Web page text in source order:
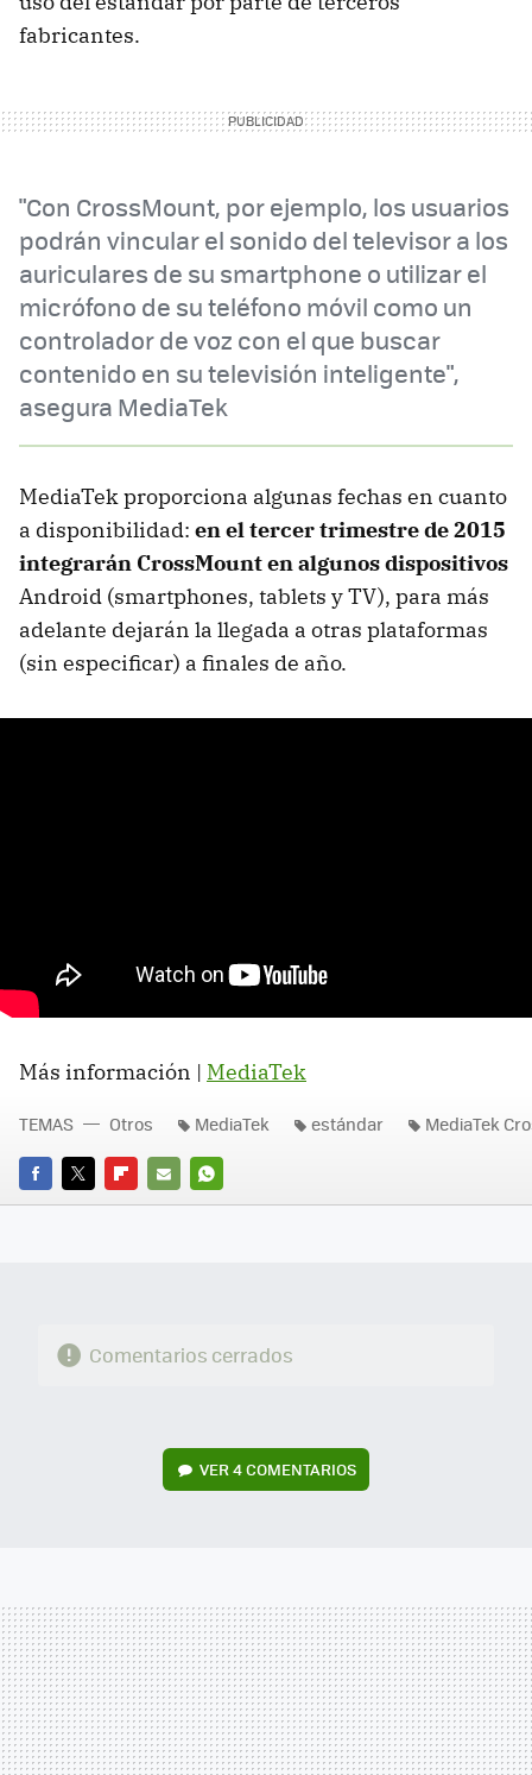
fabricantes.
"Con CrossMount, por ejemplo, los usuarios
podrán vincular el sonido del televisor a los
auriculares de su smartphone o utilizar el
micrófono de su teléfono móvil como un
controlador de voz con el que buscar
contenido en su televisión inteligente",
asegura MediaTek
MediaTek proporciona algunas fechas en cuanto
a disponibilidad: en el tercer trimestre de 2015
integrarán CrossMount en algunos dispositivos
Android (smartphones, tablets y TV), para más
adelante dejarán la llegada a otras plataformas
(sin especificar) a finales de año.
Más información | MediaTek
FACEBOOK
TWITTERFLIPBOARD
E-
WHATSAPP
TEMAS Otros MediaTek estándar MediaTek
Comentarios cerrados
VER4 COMENTARIOS